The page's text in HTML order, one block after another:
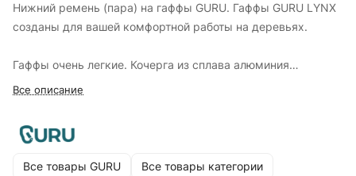
Нижний ремень (пара) на гаффы GURU. Гаффы GURU LYNX
созданы для вашей комфортной работы на деревьях.
Гаффы очень легкие. Кочерга из сплава алюминия
обеспечивает жесткость конструкции, а минималистичный
формованного синтетического материала и качественной
широкой липучки велкро.
Все описание
Все товары GURU Все товары категории